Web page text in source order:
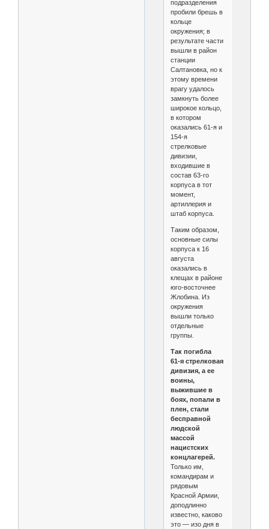
подразделения
пробили брешь в
кольце
окружения; в
результате части
вышли в район
станции
Салтановка, но к
этому времени
врагу удалось
замкнуть более
широкое кольцо,
в котором
оказались 61‑я и
154‑я
стрелковые
дивизии,
входившие в
состав 63‑го
корпуса в тот
момент,
артиллерия и
штаб корпуса.
Таким образом,
основные силы
корпуса к 16
августа
оказались в
клещах в районе
юго-восточнее
Жлобина. Из
окружения
вышли только
отдельные
группы.
Так погибла
61‑я стрелковая
дивизия, а ее
воины,
выжившие в
боях, попали в
плен, стали
бесправной
людской
массой
нацистских
концлагерей.
Только им,
командирам и
рядовым
Красной Армии,
доподлинно
известно, каково
это — изо дня в